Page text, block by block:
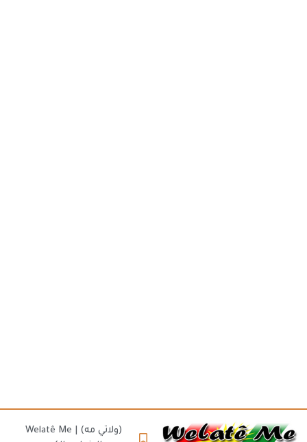
(ولاتي مه) | Welatê Me